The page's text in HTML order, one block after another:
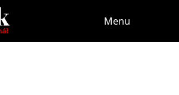
Menu